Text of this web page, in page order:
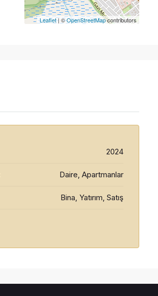
Leaflet| ©OpenStreetMapcontributors
2024
Daire, Apartmanlar
Bina, Yatırım, Satış